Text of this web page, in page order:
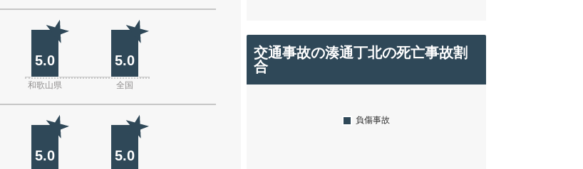
5.0 5.0
和歌山県 全国
5.0 5.0
交通事故の湊通丁北の死亡事故割
合